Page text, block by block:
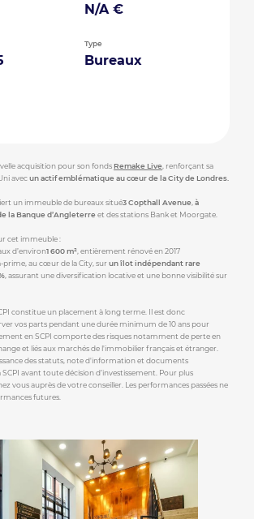
N/A €
Type
Bureaux
acquisition pour son fonds Remake Live , renforçant sa
avecun actif emblématique au cœur de la City de Londres.
un immeuble de bureaux situé3 Copthall Avenue à
la Banque d’Angleterreet des stations Bank et Moorgate.
cet immeuble :
d’environ1 600 m² , entièrement rénové en 2017
prime, au cœur de la City, surun îlot indépendant rare
, assurant une diversification locative et une bonne visibilité sur
constitue un placement à long terme. Il est donc
vos parts pendant une durée minimum de 10 ans pour
en SCPI comporte des risques notamment de perte en
et liés aux marchés de l'immobilier français et étranger.
des statuts, note d'information et documents
SCPI avant toute décision d’investissement. Pour plus
vous auprès de votre conseiller. Les performances passées ne
futures.